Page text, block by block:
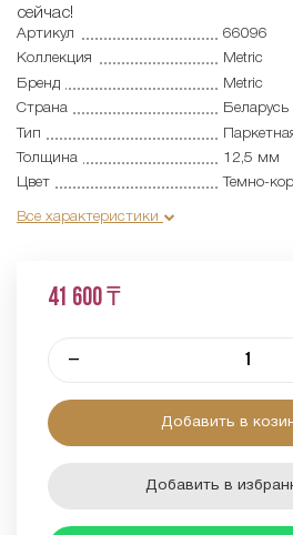
сейчас!
Артикул
66096
Коллекция
Metric
Бренд
Metric
Страна
Беларусь
Тип
Толщина
12,5 мм
Цвет
Темно-
Все характеристики
41 600 ₸
–
Добавить в
Добавить в